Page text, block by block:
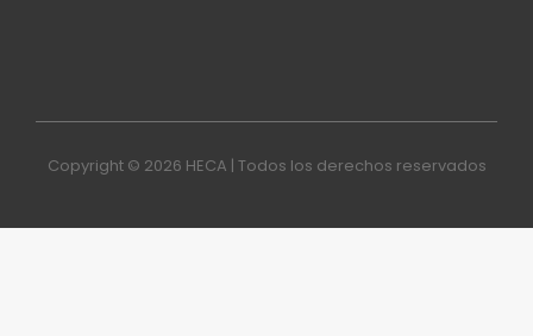
Copyright © 2026 HECA | Todos los derechos reservados